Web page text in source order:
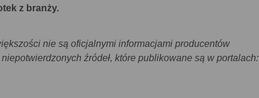
z branży.
nie są oficjalnymi informacjami producentów
źródeł, które publikowane są w portalach: